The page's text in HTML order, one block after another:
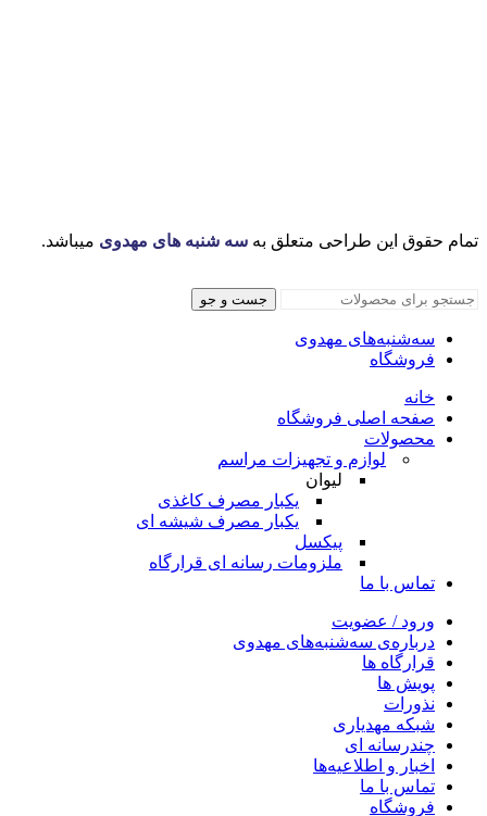
تمام حقوق این طراحی متعلق به سه شنبه های مهدوی میباشد.
جست و جو
سه‌شنبه‌های مهدوی
فروشگاه
خانه
صفحه اصلی فروشگاه
محصولات
لوازم و تجهیزات مراسم
لیوان
یکبار مصرف کاغذی
یکبار مصرف شیشه ای
پیکسل
ملزومات رسانه ای قرارگاه
تماس با ما
ورود / عضویت
درباره‌ی سه‌شنبه‌های مهدوی
قرارگاه ها
پویش ها
نذورات
شبکه مهدیاری
چندرسانه‌ ای
اخبار و اطلاعیه‌ها
تماس با ما
فروشگاه